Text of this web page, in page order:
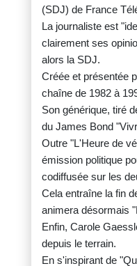
(SDJ) de France
La journaliste est
clairement ses
alors la SDJ.
Créée et présentée
chaîne de 1982 à
Son générique, tiré
du James Bond
Outre "L'Heure de
émission politique
codiffusée sur les
Cela entraîne la fin
animera désormais
Enfin, Carole
depuis le terrain.
En s'inspirant de